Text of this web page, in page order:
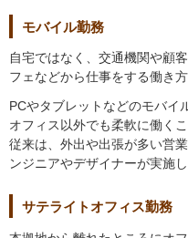
モバイル勤務
自宅ではなく、交通機関や顧
フェなどから仕事をする働き方
PCやタブレットなどのモバイ
オフィス以外でも柔軟に働くこ
従来は、外出や出張が多い営
ンジニアやデザイナーが実施し
サテライトオフィス勤務